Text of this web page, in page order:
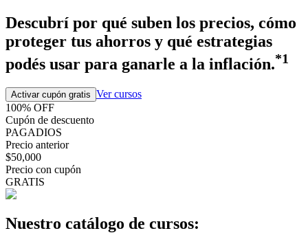
Descubrí por qué suben los precios, cómo
proteger tus ahorros y qué estrategias
podés usar para ganarle a la inflación.*1
Activar cupón gratis Ver cursos
100% OFF
Cupón de descuento
PAGADIOS
Precio anterior
$50,000
Precio con cupón
GRATIS
Nuestro catálogo de cursos: